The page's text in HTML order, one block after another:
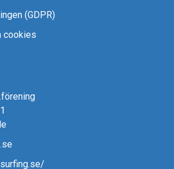
(GDPR)
cookies